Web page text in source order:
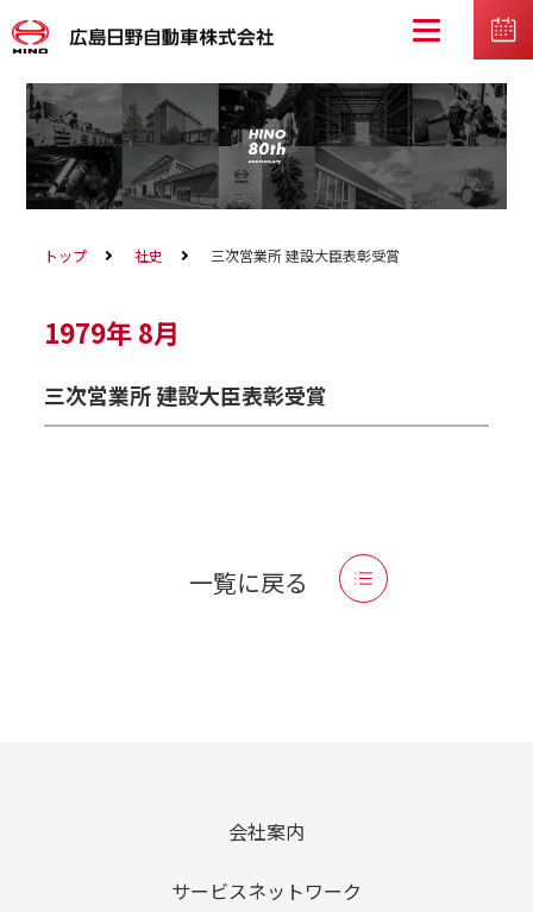
トップ 社史 三次営業所 建設大臣表彰受賞
1979年8月
三次営業所 建設大臣表彰受賞
一覧に戻る
会社案内
サービスネットワーク